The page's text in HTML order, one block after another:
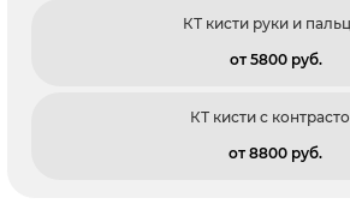
КТ кисти руки и
от 5800 pуб.
КТ кисти с
от 8800 pуб.